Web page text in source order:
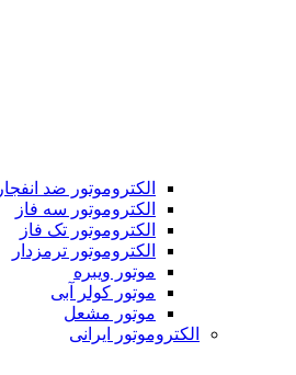
الکتروموتور ضد انفجار
الکتروموتور سه فاز
الکتروموتور تک فاز
الکتروموتور ترمزدار
موتور ویبره
موتور کولر آبی
موتور مشعل
الکتروموتور ایرانی